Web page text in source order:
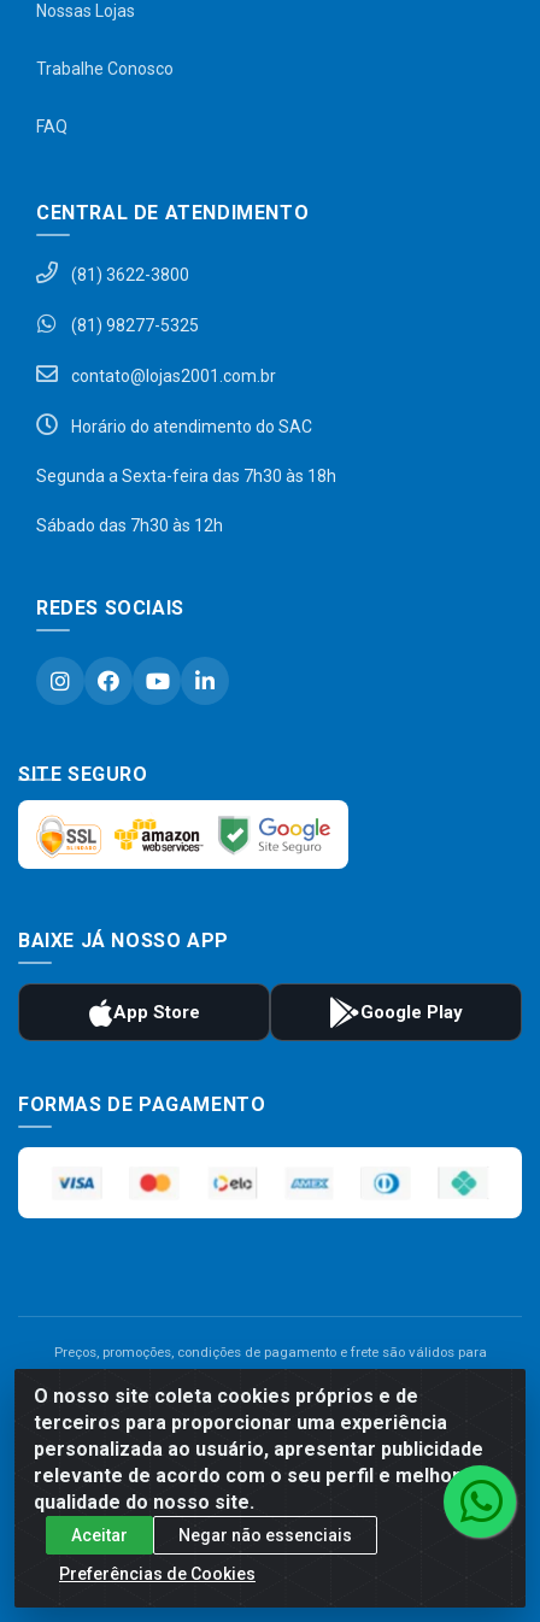
O nosso site coleta cookies próprios e de
terceiros para proporcionar uma experiência
personalizada ao usuário, apresentar publicidade
relevante de acordo com o seu perfil e melhorar a
qualidade do nosso site.
Aceitar
Negar não essenciais
Preferências de Cookies
Nossas Lojas
Trabalhe Conosco
FAQ
CENTRAL DE ATENDIMENTO
(81) 3622-3800
(81) 98277-5325
contato@lojas2001.com.br
Horário do atendimento do SAC
Segunda a Sexta-feira das 7h30 às 18h
Sábado das 7h30 às 12h
REDES SOCIAIS
SITE SEGURO
BAIXE JÁ NOSSO APP
FORMAS DE PAGAMENTO
Preços, promoções, condições de pagamento e frete são válidos para
preço de um produto, será válido o preço que for exibido no carrinho de
compras do site no momento do pagamento. As vendas estão sujeitas a
análise e disponibilidade do estoque. Imagens de produtos meramente
Comercial de Construção 2001 LTDA - Av. Congresso
Eucarístico, 1179 - São José, Carpina - PE - CEP: 55811-000 -
70.220.389/0001-66